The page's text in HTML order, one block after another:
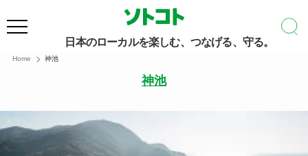
日本のローカルを楽しむ、つなげる、守る。
Home 神池
神池